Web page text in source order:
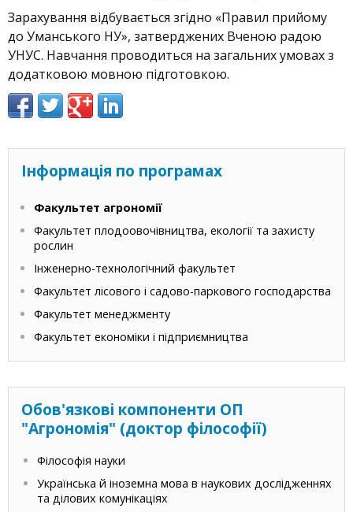
Зарахування відбувається згідно «Правил прийому
до Уманського НУ», затверджених Вченою радою
УНУС. Навчання проводиться на загальних умовах з
додатковою мовною підготовкою.
Інформація по програмах
Факультет агрономії
Факультет плодоовочівництва, екології та захисту
рослин
Інженерно-технологічний факультет
Факультет лісового і садово-паркового господарства
Факультет менеджменту
Факультет економіки і підприємництва
Обов'язкові компоненти ОП
"Агрономія" (доктор філософії)
Філософія науки
Українська й іноземна мова в наукових дослідженнях
та ділових комунікаціях